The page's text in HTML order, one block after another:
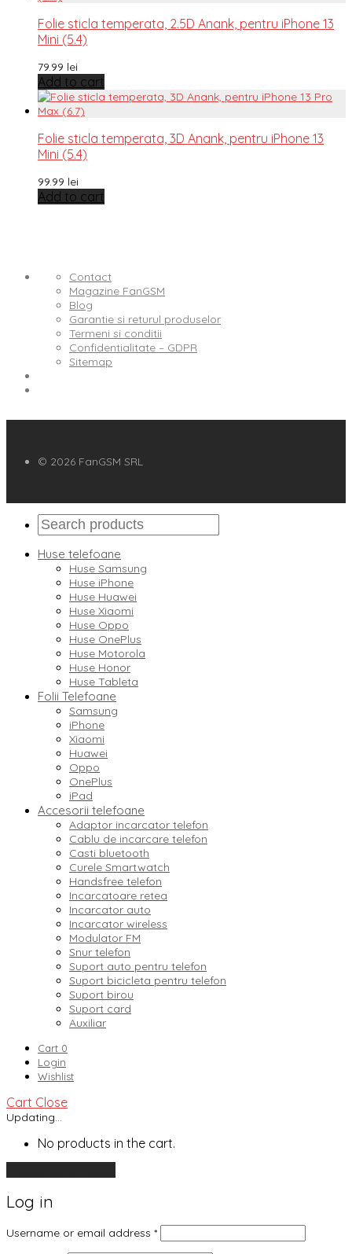
Folie sticla temperata, 2.5D Anank, pentru iPhone 13
Mini (5.4)
79.99 lei
Add to cart
Folie sticla temperata, 3D Anank, pentru iPhone 13
Mini (5.4)
99.99 lei
Add to cart
Contact
Magazine FanGSM
Blog
Garantie si returul produselor
Termeni si conditii
Confidentialitate – GDPR
Sitemap
© 2026 FanGSM SRL
Huse telefoane
Huse Samsung
Huse iPhone
Huse Huawei
Huse Xiaomi
Huse Oppo
Huse OnePlus
Huse Motorola
Huse Honor
Huse Tableta
Folii Telefoane
Samsung
iPhone
Xiaomi
Huawei
Oppo
OnePlus
iPad
Accesorii telefoane
Adaptor incarcator telefon
Cablu de incarcare telefon
Casti bluetooth
Curele Smartwatch
Handsfree telefon
Incarcatoare retea
Incarcator auto
Incarcator wireless
Modulator FM
Snur telefon
Suport auto pentru telefon
Suport bicicleta pentru telefon
Suport birou
Suport card
Auxiliar
Cart 0
Login
Wishlist
Cart Close
Updating…
No products in the cart.
Log in
Username or email address *